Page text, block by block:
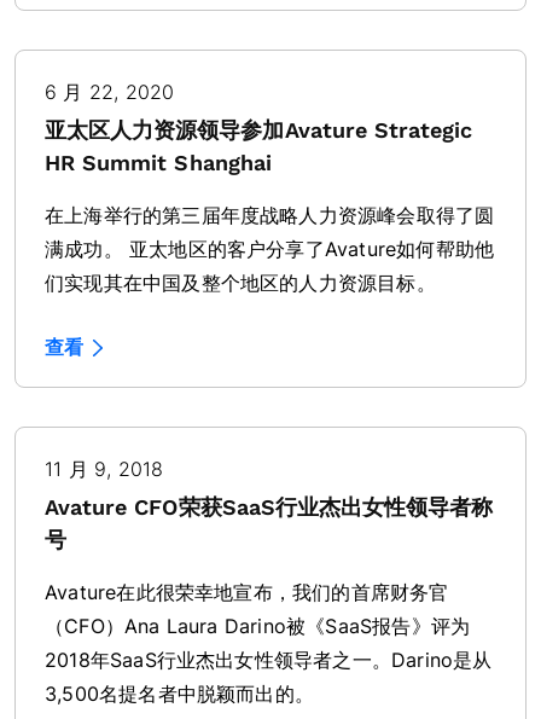
6 月 22, 2020
亚太区人力资源领导参加Avature Strategic
HR Summit Shanghai
在上海举行的第三届年度战略人力资源峰会取得了圆
满成功。 亚太地区的客户分享了Avature如何帮助他
们实现其在中国及整个地区的人力资源目标。
查看
11 月 9, 2018
Avature CFO荣获SaaS行业杰出女性领导者称
号
Avature在此很荣幸地宣布，我们的首席财务官
（CFO）Ana Laura Darino被《SaaS报告》评为
2018年SaaS行业杰出女性领导者之一。Darino是从
3,500名提名者中脱颖而出的。